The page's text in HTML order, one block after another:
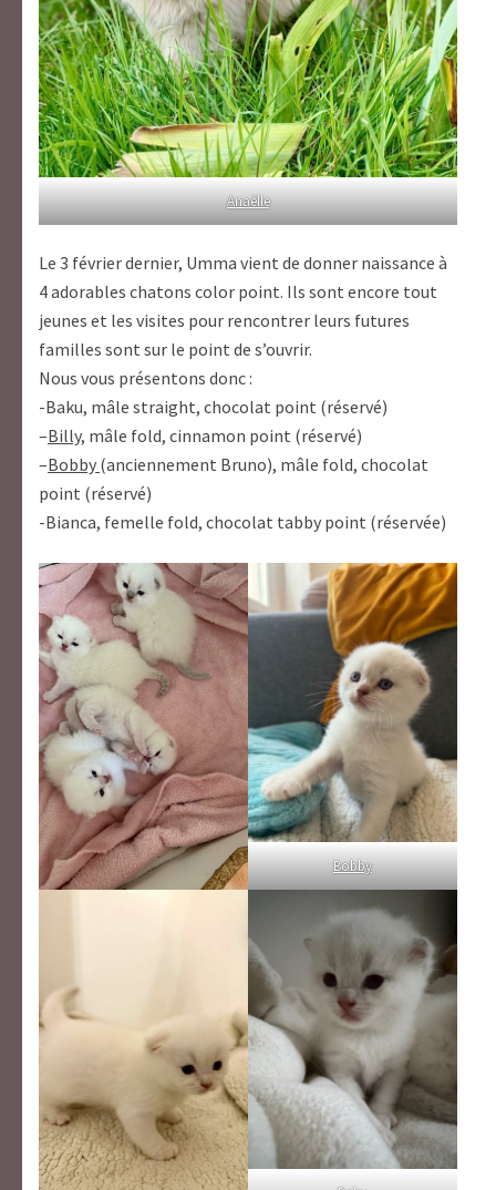
Anaëlle
Le 3 février dernier, Umma vient de donner naissance à
4 adorables chatons color point. Ils sont encore tout
jeunes et les visites pour rencontrer leurs futures
familles sont sur le point de s’ouvrir.
Nous vous présentons donc :
-Baku, mâle straight, chocolat point (réservé)
–Billy, mâle fold, cinnamon point (réservé)
–Bobby (anciennement Bruno), mâle fold, chocolat
point (réservé)
-Bianca, femelle fold, chocolat tabby point (réservée)
Bobby